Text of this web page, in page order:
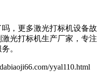
，更多激光打标机设备故
光打标机生产厂家，专注
。
yyal110.html